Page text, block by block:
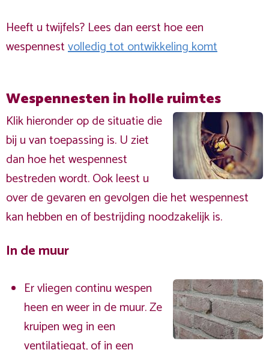
Heeft u twijfels? Lees dan eerst hoe een
wespennestvolledig tot ontwikkeling komt
Wespennesten in holle ruimtes
Klik hieronder op de situatie die
bij u van toepassing is. U ziet
dan hoe het wespennest
bestreden wordt. Ook leest u
over de gevaren en gevolgen die het wespennest
kan hebben en of bestrijding noodzakelijk is.
In de muur
Er vliegen continu wespen
heen en weer in de muur. Ze
kruipen weg in een